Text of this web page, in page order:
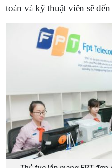
toán và kỹ thuật viên sẽ